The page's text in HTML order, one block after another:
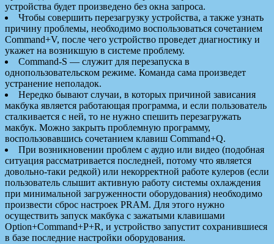
устройства будет произведено без окна запроса.
Чтобы совершить перезагрузку устройства, а также узнать
причину проблемы, необходимо воспользоваться сочетанием
Command+V, после чего устройство проведет диагностику и
укажет на возникшую в системе проблему.
Command-S — служит для перезапуска в
однопользовательском режиме. Команда сама произведет
устранение неполадок.
Нередко бывают случаи, в которых причиной зависания
макбука является работающая программа, и если пользователь
сталкивается с ней, то не нужно спешить перезагружать
макбук. Можно закрыть проблемную программу,
воспользовавшись сочетанием клавиш Command+Q.
При возникновении проблем с аудио или видео (подобная
ситуация рассматривается последней, потому что является
довольно-таки редкой) или некорректной работе кулеров (если
пользователь слышит активную работу системы охлаждения
при минимальной загруженности оборудования) необходимо
произвести сброс настроек PRAM. Для этого нужно
осуществить запуск макбука с зажатыми клавишами
Option+Command+P+R, и устройство запустит сохранившиеся
в базе последние настройки оборудования.